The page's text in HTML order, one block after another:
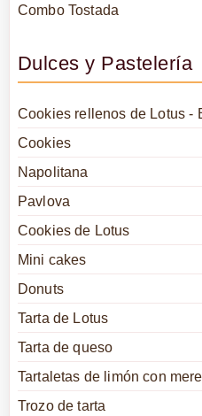
Combo Tostada
Dulces y Pastelería
Cookies rellenos de Lotus -
Cookies
Napolitana
Pavlova
Cookies de Lotus
Mini cakes
Donuts
Tarta de Lotus
Tarta de queso
Tartaletas de limón con
Trozo de tarta